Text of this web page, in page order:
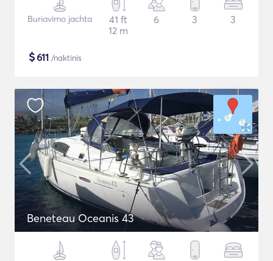
Buriavimo jachta
41 ft
12 m
6 3 3
$611 /naktinis
Beneteau Oceanis 43